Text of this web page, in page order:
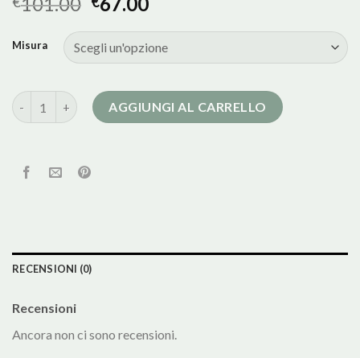
Misura
lana cotta cappotto quantitàAGGIUNGI AL CARRELLO
RECENSIONI (0)
Recensioni
Ancora non ci sono recensioni.